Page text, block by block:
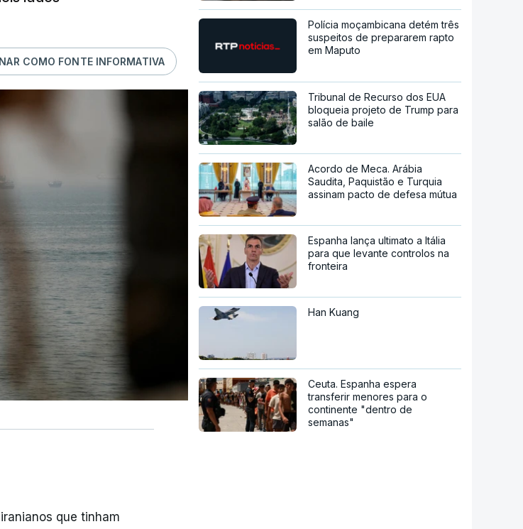
COMO FONTE INFORMATIVA
que tinham
Polícia moçambicana detém três
suspeitos de prepararem rapto
em Maputo
Tribunal de Recurso dos EUA
bloqueia projeto de Trump para
salão de baile
Acordo de Meca. Arábia
Saudita, Paquistão e Turquia
assinam pacto de defesa mútua
Espanha lança ultimato a Itália
para que levante controlos na
fronteira
Han Kuang
Ceuta. Espanha espera
transferir menores para o
continente "dentro de
semanas"